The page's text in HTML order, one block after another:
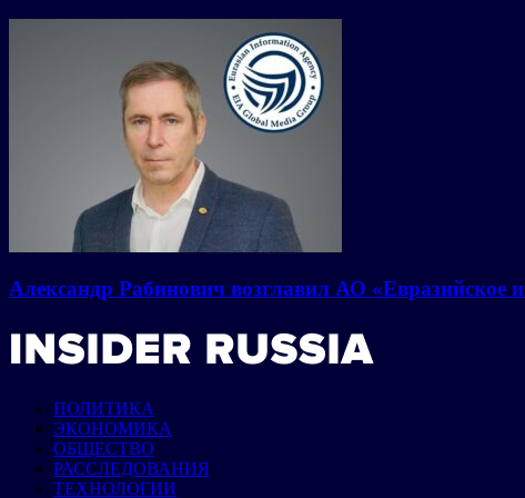
Александр Рабинович возглавил АО «Евразийское
ПОЛИТИКА
ЭКОНОМИКА
ОБЩЕСТВО
РАССЛЕДОВАНИЯ
ТЕХНОЛОГИИ